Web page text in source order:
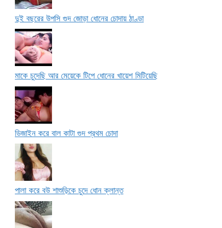
দুই বছরের উপসি গুদ জোড়া ধোনের চোদায় ঠাণ্ডা
মাকে চুদেছি আর মেয়েকে টিপে ধোনের খায়েশ মিটিয়েছি
ডিজাইন করে বাল কাটা গুদ প্রথম চোদা
পালা করে বউ শাশুড়িকে চুদে ধোন ক্লান্ত